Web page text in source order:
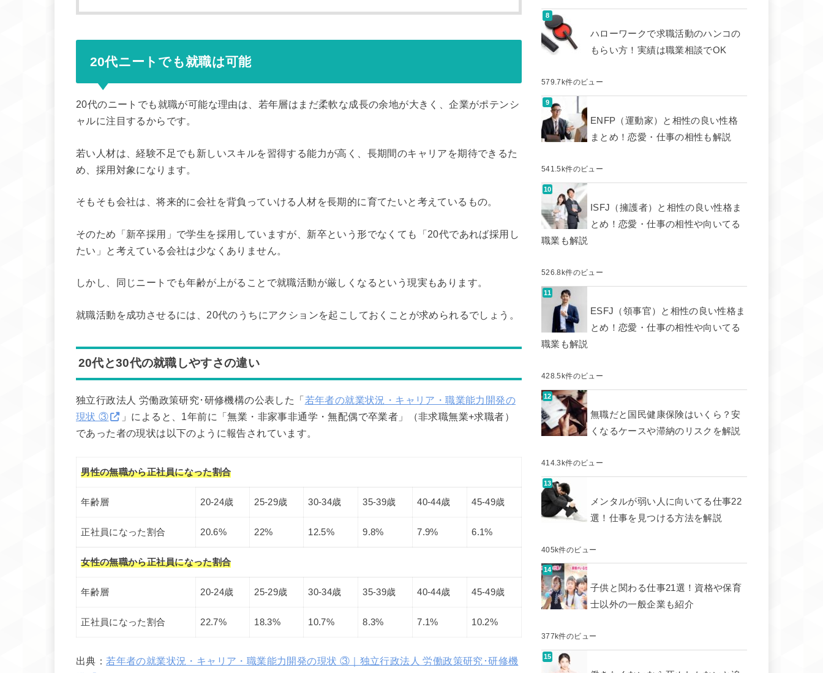
20代ニートでも就職は可能
20代のニートでも就職が可能な理由は、若年層はまだ柔軟な成長の余地が大きく、企業がポテンシ
ャルに注目するからです。
若い人材は、経験不足でも新しいスキルを習得する能力が高く、長期間のキャリアを期待できるた
め、採用対象になります。
そもそも会社は、将来的に会社を背負っていける人材を長期的に育てたいと考えているもの。
そのため「新卒採用」で学生を採用していますが、新卒という形でなくても「20代であれば採用し
たい」と考えている会社は少なくありません。
しかし、同じニートでも年齢が上がることで就職活動が厳しくなるという現実もあります。
就職活動を成功させるには、20代のうちにアクションを起こしておくことが求められるでしょう。
20代と30代の就職しやすさの違い
独立行政法人 労働政策研究･研修機構の公表した「 若年者の就業状況・キャリア・職業能力開発の
現状 ③
」によると、1年前に「無業・非家事非通学・無配偶で卒業者」（非求職無業+求職者）
であった者の現状は以下のように報告されています。
男性の無職から正社員になった割合
年齢層 20-24歳 25-29歳 30-34歳 35-39歳 40-44歳 45-49歳
正社員になった割合 20.6% 22% 12.5% 9.8% 7.9% 6.1%
女性の無職から正社員になった割合
年齢層 20-24歳 25-29歳 30-34歳 35-39歳 40-44歳 45-49歳
正社員になった割合 22.7% 18.3% 10.7% 8.3% 7.1% 10.2%
出典： 若年者の就業状況・キャリア・職業能力開発の現状 ③｜独立行政法人 労働政策研究･研修機
ハローワークで求職活動のハンコの
もらい方！実績は職業相談でOK
579.7k件のビュー
ENFP（運動家）と相性の良い性格
まとめ！恋愛・仕事の相性も解説
541.5k件のビュー
ISFJ（擁護者）と相性の良い性格ま
とめ！恋愛・仕事の相性や向いてる
職業も解説
526.8k件のビュー
ESFJ（領事官）と相性の良い性格ま
とめ！恋愛・仕事の相性や向いてる
職業も解説
428.5k件のビュー
無職だと国民健康保険はいくら？安
くなるケースや滞納のリスクを解説
414.3k件のビュー
メンタルが弱い人に向いてる仕事22
選！仕事を見つける方法を解説
405k件のビュー
子供と関わる仕事21選！資格や保育
士以外の一般企業も紹介
377k件のビュー